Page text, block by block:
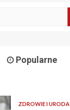
Popularne
ZDROWIE I URODA